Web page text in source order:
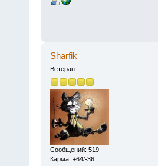
Sharfik
Ветеран
Сообщений: 519
Карма: +64/-36